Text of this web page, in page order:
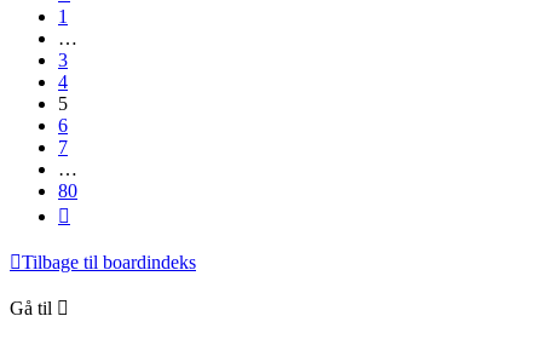
1
…
3
4
5
6
7
…
80
Tilbage til boardindeks
Gå til